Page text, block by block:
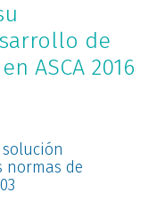
de
ASCA 2016
normas de